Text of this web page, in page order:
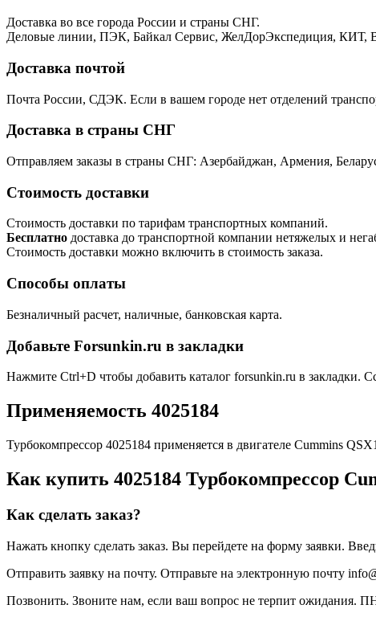
Доставка во все города России и страны СНГ.
Деловые линии, ПЭК, Байкал Сервис, ЖелДорЭкспедиция, КИТ,
Доставка почтой
Почта России, СДЭК. Если в вашем городе нет отделений
Доставка в страны СНГ
Отправляем заказы в страны СНГ: Азербайджан, Армения,
Стоимость доставки
Стоимость доставки по тарифам транспортных компаний.
Бесплатно доставка до транспортной компании нетяжелых и
Стоимость доставки можно включить в стоимость заказа.
Способы оплаты
Безналичный расчет, наличные, банковская карта.
Добавьте Forsunkin.ru в закладки
Нажмите Ctrl+D чтобы добавить каталог forsunkin.ru в закладки.
Применяемость 4025184
Турбокомпрессор 4025184 применяется в двигателе Cummins
Как купить 4025184 Турбокомпрессор
Как сделать заказ?
Нажать кнопку сделать заказ. Вы перейдете на форму заявки.
Отправить заявку на почту. Отправьте на электронную почту
Позвонить. Звоните нам, если ваш вопрос не терпит ожидания.